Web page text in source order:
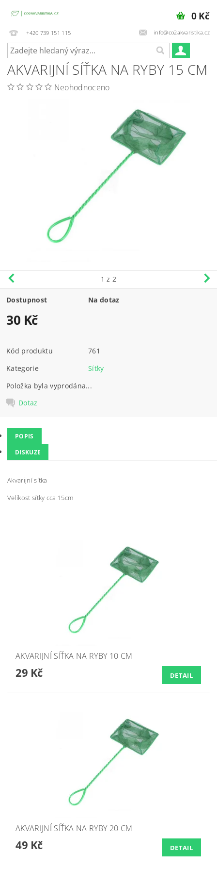
+420 739 151 115 info@co2akvaristika.cz
0 Kč
AKVARIJNÍ SÍŤKA NA RYBY 15 CM
Neohodnoceno
1 z 2
Dostupnost Na dotaz
30 Kč
Kód produktu
761
Kategorie
Síťky
Položka byla vyprodána...
Dotaz
POPIS
DISKUZE
Akvarijní síťka
Velikost síťky cca 15cm
AKVARIJNÍ SÍŤKA NA RYBY 10 CM
29 Kč DETAIL
AKVARIJNÍ SÍŤKA NA RYBY 20 CM
49 Kč DETAIL